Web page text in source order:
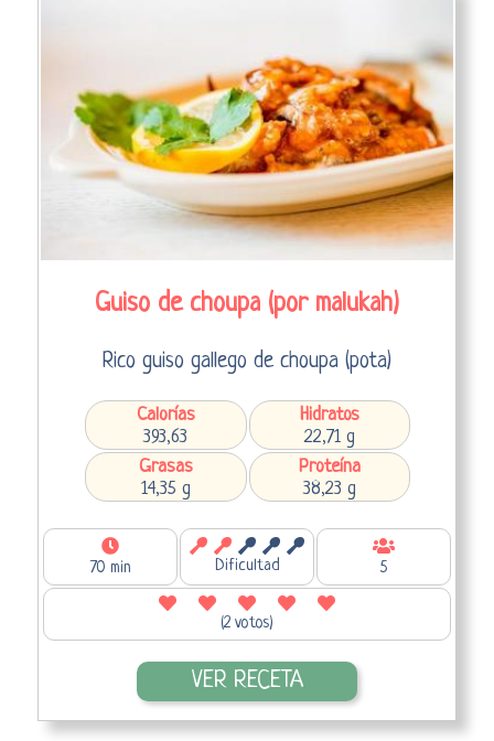
Guiso de choupa (por malukah)
Rico guiso gallego de choupa (pota)
Calorías
393,63
Hidratos
22,71 g
Grasas
14,35 g
Proteína
38,23 g
70 min Dificultad 5
(2 votos)
VER RECETA